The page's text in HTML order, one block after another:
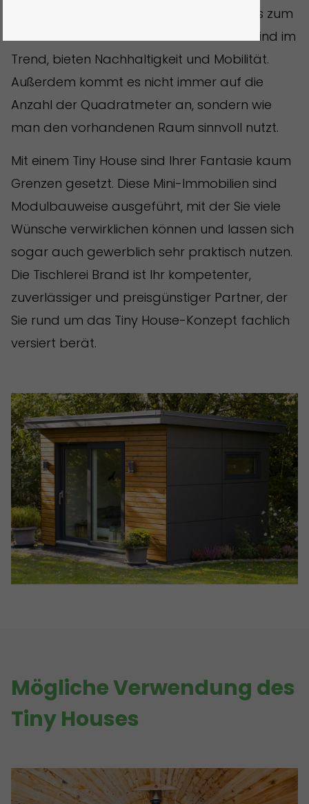
Möglichkeiten – von der Gartensauna bis zum
kleinen und feinen Haus zum Wohnen – sind im
Trend, bieten Nachhaltigkeit und Mobilität.
Außerdem kommt es nicht immer auf die
Anzahl der Quadratmeter an, sondern wie
man den vorhandenen Raum sinnvoll nutzt.
Mit einem Tiny House sind Ihrer Fantasie kaum
Grenzen gesetzt. Diese Mini-Immobilien sind
Modulbauweise ausgeführt, mit der Sie viele
Wünsche verwirklichen können und lassen sich
sogar auch gewerblich sehr praktisch nutzen.
Die Tischlerei Brand ist Ihr kompetenter,
zuverlässiger und preisgünstiger Partner, der
Sie rund um das Tiny House-Konzept fachlich
versiert berät.
Mögliche Verwendung des
Tiny Houses